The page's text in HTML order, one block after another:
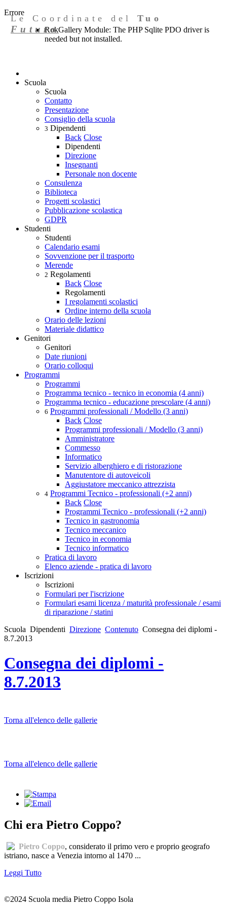
Errore
RokGallery Module: The PHP Sqlite PDO driver is
needed but not installed.
Le Coordinate delTuo
Futuro
Scuola
Scuola
Contatto
Presentazione
Consiglio della scuola
3 Dipendenti
Back Close
Dipendenti
Direzione
Insegnanti
Personale non docente
Consulenza
Biblioteca
Progetti scolastici
Pubblicazione scolastica
GDPR
Studenti
Studenti
Calendario esami
Sovvenzione per il trasporto
Merende
2 Regolamenti
Back Close
Regolamenti
I regolamenti scolastici
Ordine interno della scuola
Orario delle lezioni
Materiale didattico
Genitori
Genitori
Date riunioni
Orario colloqui
Programmi
Programmi
Programma tecnico - tecnico in economia (4 anni)
Programma tecnico - educazione prescolare (4 anni)
6 Programmi professionali / Modello (3 anni)
Back Close
Programmi professionali / Modello (3 anni)
Amministratore
Commesso
Informatico
Servizio alberghiero e di ristorazione
Manutentore di autoveicoli
Aggiustatore meccanico attrezzista
4 Programmi Tecnico - professionali (+2 anni)
Back Close
Programmi Tecnico - professionali (+2 anni)
Tecnico in gastronomia
Tecnico meccanico
Tecnico in economia
Tecnico informatico
Pratica di lavoro
Elenco aziende - pratica di lavoro
Iscrizioni
Iscrizioni
Formulari per l'iscrizione
Formulari esami licenza / maturità professionale / esami
di riparazione / statini
Scuola Dipendenti Direzione Contenuto Consegna dei diplomi -
8.7.2013
Consegna dei diplomi -
8.7.2013
Torna all'elenco delle gallerie
Torna all'elenco delle gallerie
Chi era Pietro Coppo?
Pietro Coppo, considerato il primo vero e proprio geografo
istriano, nasce a Venezia intorno al 1470 ...
Leggi Tutto
©2024 Scuola media Pietro Coppo Isola